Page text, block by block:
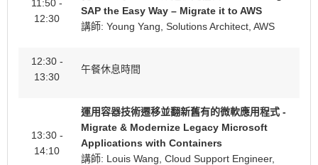
11:50 -
12:30
SAP the Easy Way – Migrate it to AWS
講師: Young Yang, Solutions Architect, AWS
12:30 -
13:30
午餐休息時間
13:30 -
14:10
運用容器技術遷移並翻新舊有的微軟應用程式 -
Migrate & Modernize Legacy Microsoft
Applications with Containers
講師: Louis Wang, Cloud Support Engineer,